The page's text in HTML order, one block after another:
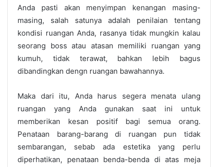
Anda pasti akan menyimpan kenangan masing-
masing, salah satunya adalah penilaian tentang
kondisi ruangan Anda, rasanya tidak mungkin kalau
seorang boss atau atasan memiliki ruangan yang
kumuh, tidak terawat, bahkan lebih bagus
dibandingkan dengn ruangan bawahannya.
Maka dari itu, Anda harus segera menata ulang
ruangan yang Anda gunakan saat ini untuk
memberikan kesan positif bagi semua orang.
Penataan barang-barang di ruangan pun tidak
sembarangan, sebab ada estetika yang perlu
diperhatikan, penataan benda-benda di atas meja